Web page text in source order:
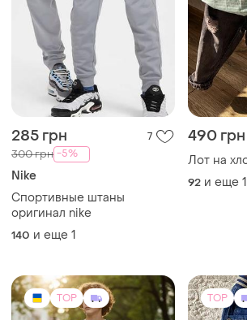
285 грн 7
300 грн -5%
Nike
Спортивные штаны
оригинал nike
140 и еще 1
490 грн
Лот на
92 и еще 1
TOP TOP